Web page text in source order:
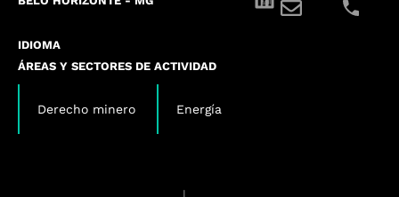
IDIOMA
ÁREAS Y SECTORES DE ACTIVIDAD
Derecho minero
Energía